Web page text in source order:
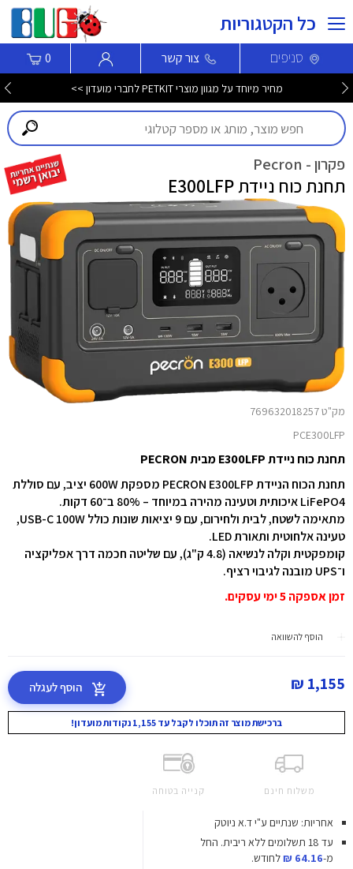
כל הקטגוריות
סניפים צור קשר 0
מחיר מיוחד על מגוון מוצרי PETKIT לחברי מועדון >>
פקרון - Pecron
תחנת כוח ניידת E300LFP
מק"ט 769632018257
PCE300LFP
תחנת כוח ניידת E300LFP מבית PECRON
ת
חנת הכוח הניידת PECRON E300LFP מספקת 600W יציב, עם סוללת
LiFePO4 איכותית וטעינה מהירה במיוחד – 80% ב־60 דקות.
מתאימה לשטח, לבית ולחירום, עם 9 יציאות שונות כולל USB-C 100W,
טעינה אלחוטית ותאורת LED.
קומפקטית וקלה לנשיאה (4.8 ק"ג), עם שליטה חכמה דרך אפליקציה
ו־UPS מובנה לגיבוי רציף.
זמן אספקה 5 ימי עסקים.
הוסף להשוואה
1,155 ₪ הוסף לעגלה
ברכישת מוצר זה תוכלו לקבל עד 1,155 נקודות מועדון!
משלוח חינם קנייה בטוחה
אחריות: שנתיים ע"י ד.א ניוטק
עד 18 תשלומים ללא ריבית.
החל
מ-64.16 ₪
לחודש.